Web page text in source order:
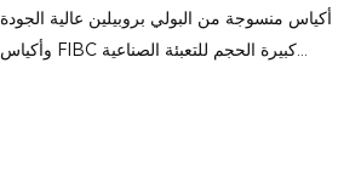
أكياس منسوجة من البولي بروبيلين عالية الجودة
وأكياس FIBC كبيرة الحجم للتعبئة الصناعية